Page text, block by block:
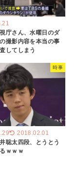
視庁さん、水曜日のダ
撮影内容を本当の事
してしまう
時事
2018.02.01
聡太四段、とうとう
ｗｗｗ